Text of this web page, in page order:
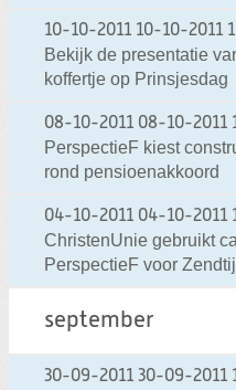
10-10-2011 10-10-2011
Bekijk de presentatie
koffertje op Prinsjesdag
08-10-2011 08-10-2011
PerspectieF kiest
rond pensioenakkoord
04-10-2011 04-10-2011
ChristenUnie gebruikt
PerspectieF voor
september
30-09-2011 30-09-2011